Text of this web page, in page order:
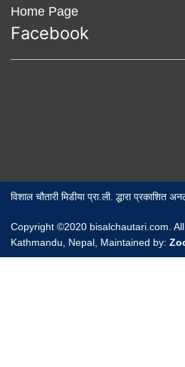
Home Page
Facebook
विशाल चौतारी मिडीया प्रा.ली. द्धारा प्रकाशित
Copyright ©2020 bisalchautari.com.
Kathmandu, Nepal, Maintained by: